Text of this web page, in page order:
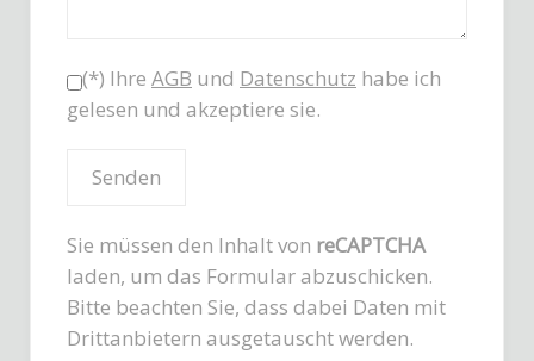
(*) Ihre AGB und Datenschutz habe ich
gelesen und akzeptiere sie.
Sie müssen den Inhalt von reCAPTCHA
laden, um das Formular abzuschicken.
Bitte beachten Sie, dass dabei Daten mit
Drittanbietern ausgetauscht werden.